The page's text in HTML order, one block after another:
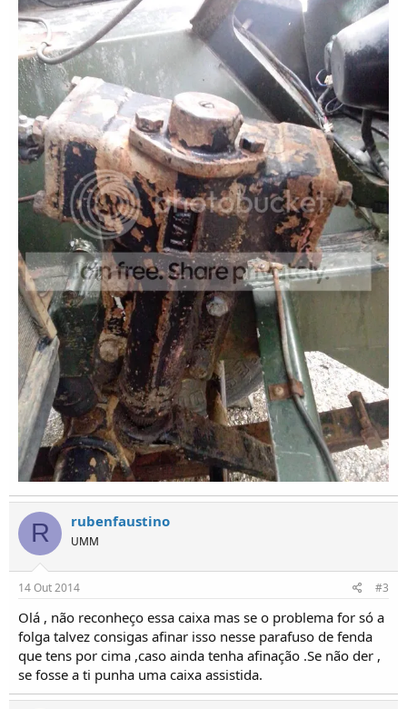
R rubenfaustino
UMM
14 Out 2014 #3
Olá , não reconheço essa caixa mas se o problema for só a
folga talvez consigas afinar isso nesse parafuso de fenda
que tens por cima ,caso ainda tenha afinação .Se não der ,
se fosse a ti punha uma caixa assistida.